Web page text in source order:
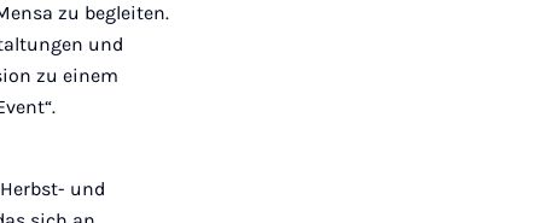
zu begleiten.
und
zu einem
und